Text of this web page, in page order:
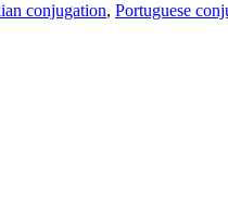
conjugation, Portuguese